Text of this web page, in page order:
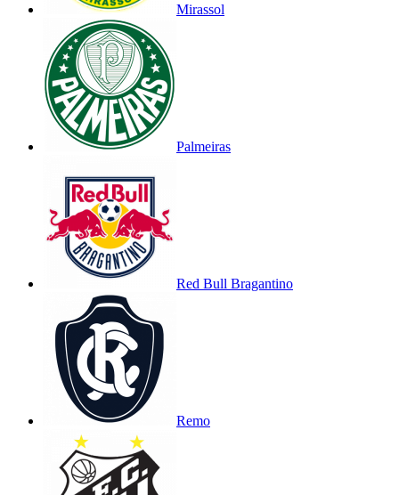
Mirassol
Palmeiras
Red Bull Bragantino
Remo